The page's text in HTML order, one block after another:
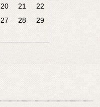
20 21
22
27 28
29